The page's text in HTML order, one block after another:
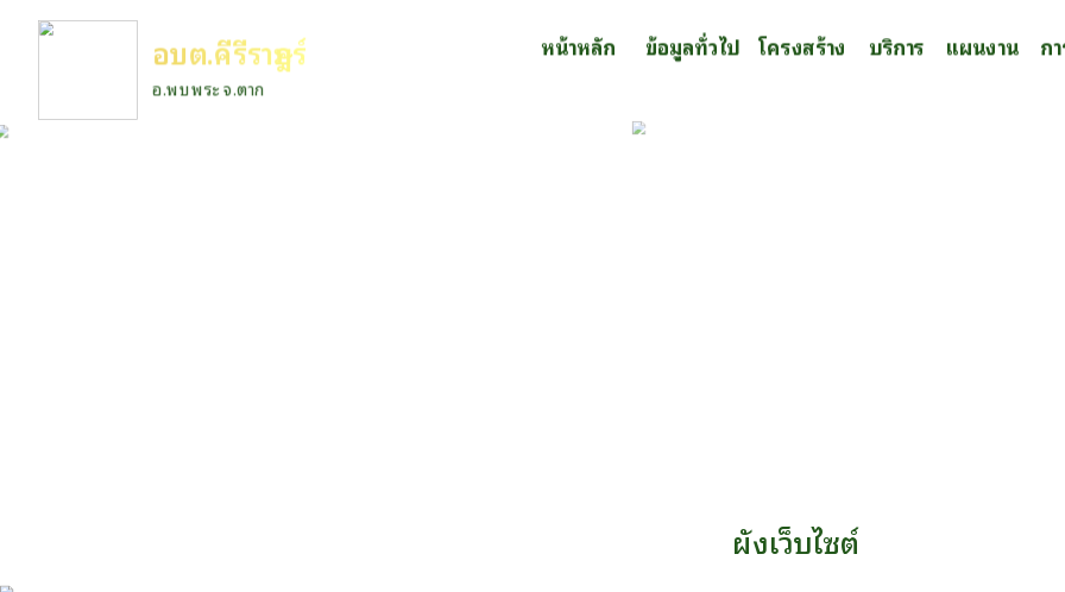
อบต.คีรีราษฎร์
อ.พบพระ จ.ตาก
หน้าหลัก ข้อมูลทั่วไป โครงสร้าง บริการ แผนงาน ก
ผังเว็บไซต์